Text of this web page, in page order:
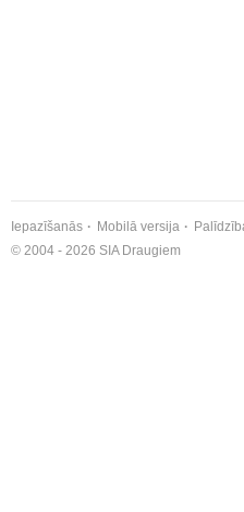
Iepazīšanās Mobilā versija
© 2004 - 2026 SIA Draugiem